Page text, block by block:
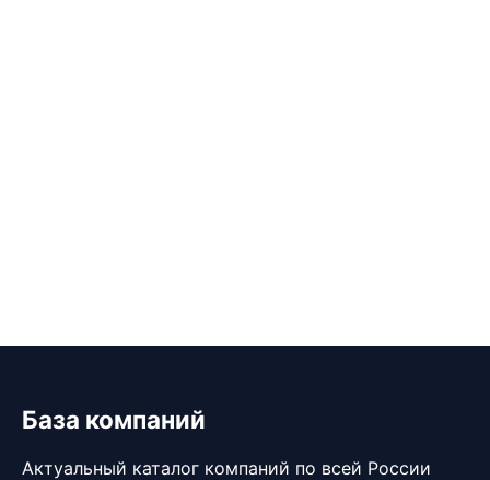
База компаний
Актуальный каталог компаний по всей России